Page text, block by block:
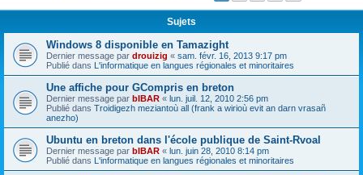
c
Sujets
Windows 8 disponible en Tamazight
Dernier message par drouizig « sam. févr. 16, 2013 9:17 pm
Publié dans L'informatique en langues régionales et minoritaires
Une affiche pour GCompris en breton
Dernier message par bIBAR « lun. juil. 12, 2010 2:56 pm
Publié dans Troidigezh meziantoù all (frank a wirioù evit an darn vrasañ
anezho)
Ubuntu en breton dans l'école publique de Saint-Rvoal
Dernier message par bIBAR « lun. juin 28, 2010 8:14 pm
Publié dans L'informatique en langues régionales et minoritaires